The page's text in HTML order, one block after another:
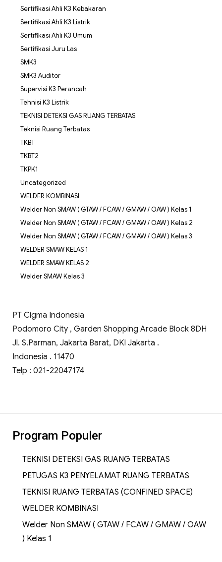
Sertifikasi Ahli K3 Kebakaran
Sertifikasi Ahli K3 Listrik
Sertifikasi Ahli K3 Umum
Sertifikasi Juru Las
SMK3
SMK3 Auditor
Supervisi K3 Perancah
Tehnisi K3 Listrik
TEKNISI DETEKSI GAS RUANG TERBATAS
Teknisi Ruang Terbatas
TKBT
TKBT2
TKPK1
Uncategorized
WELDER KOMBINASI
Welder Non SMAW ( GTAW / FCAW / GMAW / OAW ) Kelas 1
Welder Non SMAW ( GTAW / FCAW / GMAW / OAW ) Kelas 2
Welder Non SMAW ( GTAW / FCAW / GMAW / OAW ) Kelas 3
WELDER SMAW KELAS 1
WELDER SMAW KELAS 2
Welder SMAW Kelas 3
PT Cigma Indonesia
Podomoro City , Garden Shopping Arcade Block 8DH
Jl. S.Parman, Jakarta Barat, DKI Jakarta .
Indonesia . 11470
Telp : 021-22047174
Program Populer
TEKNISI DETEKSI GAS RUANG TERBATAS
PETUGAS K3 PENYELAMAT RUANG TERBATAS
TEKNISI RUANG TERBATAS (CONFINED SPACE)
WELDER KOMBINASI
Welder Non SMAW ( GTAW / FCAW / GMAW / OAW
) Kelas 1